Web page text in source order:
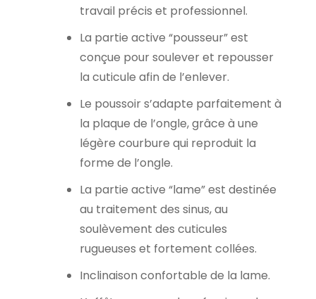
travail précis et professionnel.
La partie active “pousseur” est
conçue pour soulever et repousser
la cuticule afin de l’enlever.
Le poussoir s’adapte parfaitement à
la plaque de l’ongle, grâce à une
légère courbure qui reproduit la
forme de l’ongle.
La partie active “lame” est destinée
au traitement des sinus, au
soulèvement des cuticules
rugueuses et fortement collées.
Inclinaison confortable de la lame.